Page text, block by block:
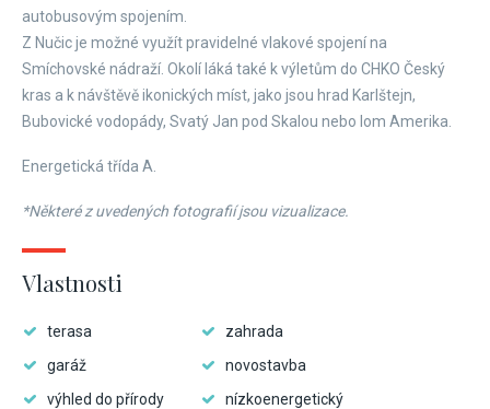
autobusovým spojením.
Z Nučic je možné využít pravidelné vlakové spojení na
Smíchovské nádraží. Okolí láká také k výletům do CHKO Český
kras a k návštěvě ikonických míst, jako jsou hrad Karlštejn,
Bubovické vodopády, Svatý Jan pod Skalou nebo lom Amerika.
Energetická třída A.
*Některé z uvedených fotografií jsou vizualizace.
Vlastnosti
terasa
zahrada
garáž
novostavba
výhled do přírody
nízkoenergetický